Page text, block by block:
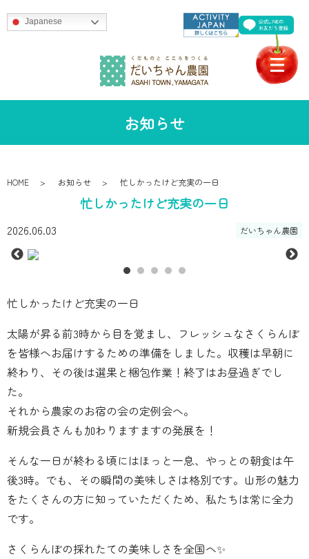
Japanese
お知らせ
HOME お知らせ 忙しかったけど充実の一日
忙しかったけど充実の一日
2026.06.03 だいちゃん農園
忙しかったけど充実の一日
太陽が昇る前3時から目を覚まし、フレッシュなさくらんぼ
を皆様へお届けするための準備をしました。収穫は早朝に
終わり、その後は選果と梱包作業！終了はお昼過ぎでし
た。
それから農家のお宿の会の定例会へ。
新規会員さんも加わりますますの発展を！
そんな一日が終わる頃にはほっと一息、やっとの朝食は午
後3時。でも、その瞬間の美味しさは格別です。山形の魅力
をたくさんの方に知っていただくため、私たちは常に全力
です。
さくらんぼの採れたての美味しさを全国へ✨